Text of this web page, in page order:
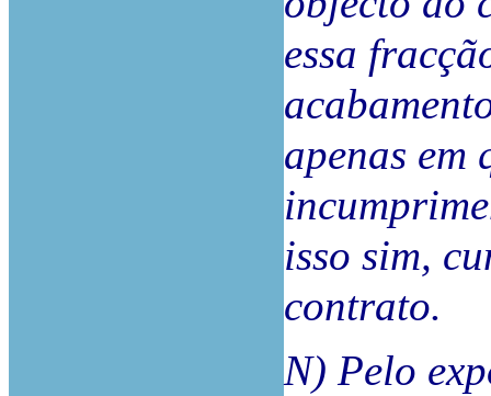
essa
apenas
isso sim,
contrato.
N) Pelo